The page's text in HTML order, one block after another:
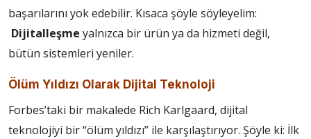
başarılarını yok edebilir. Kısaca şöyle söyleyelim:
Dijitalleşme yalnızca bir ürün ya da hizmeti değil,
bütün sistemleri yeniler.
Ölüm Yıldızı Olarak Dijital Teknoloji
Forbes’taki bir makalede Rich Karlgaard, dijital
teknolojiyi bir “ölüm yıldızı” ile karşılaştırıyor. Şöyle ki: İlk